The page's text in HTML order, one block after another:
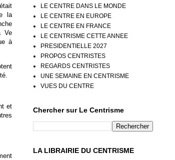
la
Ve
à
et
LE CENTRE DANS LE MONDE
LE CENTRE EN EUROPE
LE CENTRE EN FRANCE
LE CENTRISME CETTE ANNEE
PRESIDENTIELLE 2027
PROPOS CENTRISTES
REGARDS CENTRISTES
UNE SEMAINE EN CENTRISME
VUES DU CENTRE
Chercher sur Le Centrisme
LA LIBRAIRIE DU CENTRISME